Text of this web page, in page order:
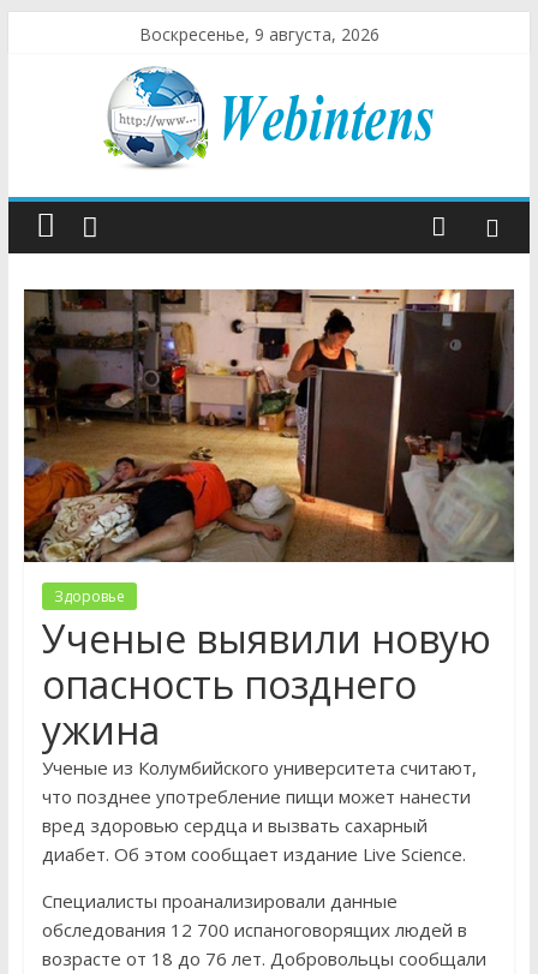
Воскресенье, 9 августа, 2026
Здоровье
Ученые выявили новую
опасность позднего
ужина
Ученые из Колумбийского университета считают,
что позднее употребление пищи может нанести
вред здоровью сердца и вызвать сахарный
диабет. Об этом сообщает издание Live Science.
Специалисты проанализировали данные
обследования 12 700 испаноговорящих людей в
возрасте от 18 до 76 лет. Добровольцы сообщали